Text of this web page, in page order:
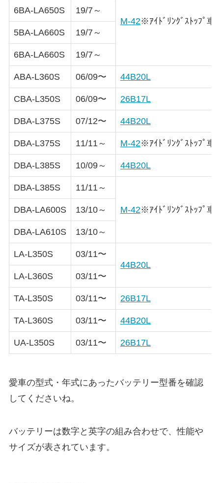
M-42※ｱｲﾄﾞﾘﾝｸﾞｽﾄｯﾌﾟ車
6BA-LA650S 19/7～
5BA-LA660S 19/7～
6BA-LA660S 19/7～
ABA-L360S 06/09〜 44B20L
CBA-L350S 06/09〜 26B17L
DBA-L375S 07/12〜 44B20L
DBA-L375S 11/11～ M-42※ｱｲﾄﾞﾘﾝｸﾞｽﾄｯﾌﾟ車
DBA-L385S 10/09～ 44B20L
DBA-L385S 11/11～
M-42※ｱｲﾄﾞﾘﾝｸﾞｽﾄｯﾌﾟ車
DBA-LA600S 13/10～
DBA-LA610S 13/10～
LA-L350S
03/11〜
44B20L
LA-L360S
03/11〜
TA-L350S 03/11〜 26B17L
TA-L360S 03/11〜 44B20L
UA-L350S 03/11〜 26B17L
愛車の型式・年式にあったバッテリー型番を確認
してくださいね。
バッテリーは数字と英字の組み合わせで、性能や
サイズが表されています。